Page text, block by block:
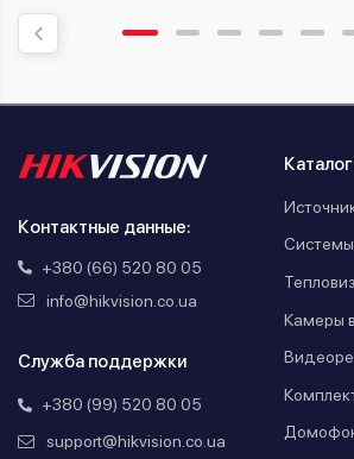
Контактные данные:
+380 (66) 520 80 05
info@hikvision.co.ua
Служба поддержки
+380 (99) 520 80 05
support@hikvision.co.ua
Камеры